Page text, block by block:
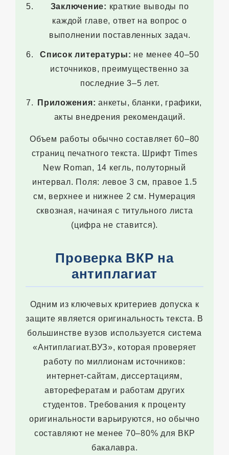
Заключение: краткие выводы по
каждой главе, ответ на вопрос о
выполнении поставленных задач.
Список литературы: не менее 40–50
источников, преимущественно за
последние 3–5 лет.
Приложения: анкеты, бланки, графики,
акты внедрения рекомендаций.
Объем работы обычно составляет 60–80
страниц печатного текста. Шрифт Times
New Roman, 14 кегль, полуторный
интервал. Поля: левое 3 см, правое 1.5
см, верхнее и нижнее 2 см. Нумерация
сквозная, начиная с титульного листа
(цифра не ставится).
Проверка ВКР на
антиплагиат
Одним из ключевых критериев допуска к
защите является оригинальность текста. В
большинстве вузов используется система
«Антиплагиат.ВУЗ», которая проверяет
работу по миллионам источников:
интернет-сайтам, диссертациям,
авторефератам и работам других
студентов. Требования к проценту
оригинальности варьируются, но обычно
составляют не менее 70–80% для ВКР
бакалавра.